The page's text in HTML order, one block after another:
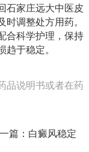
石家庄远大中医皮
调整处方用药。
合科学护理，保持
于稳定。
品说明书或者在药
篇： 白癜风稳定